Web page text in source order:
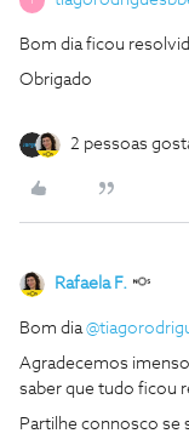
Bom dia ficou
Obrigado
2 pessoas
Rafaela F.
Bom dia ​
Agradecemos
saber que tudo ficou
Partilhe connosco se